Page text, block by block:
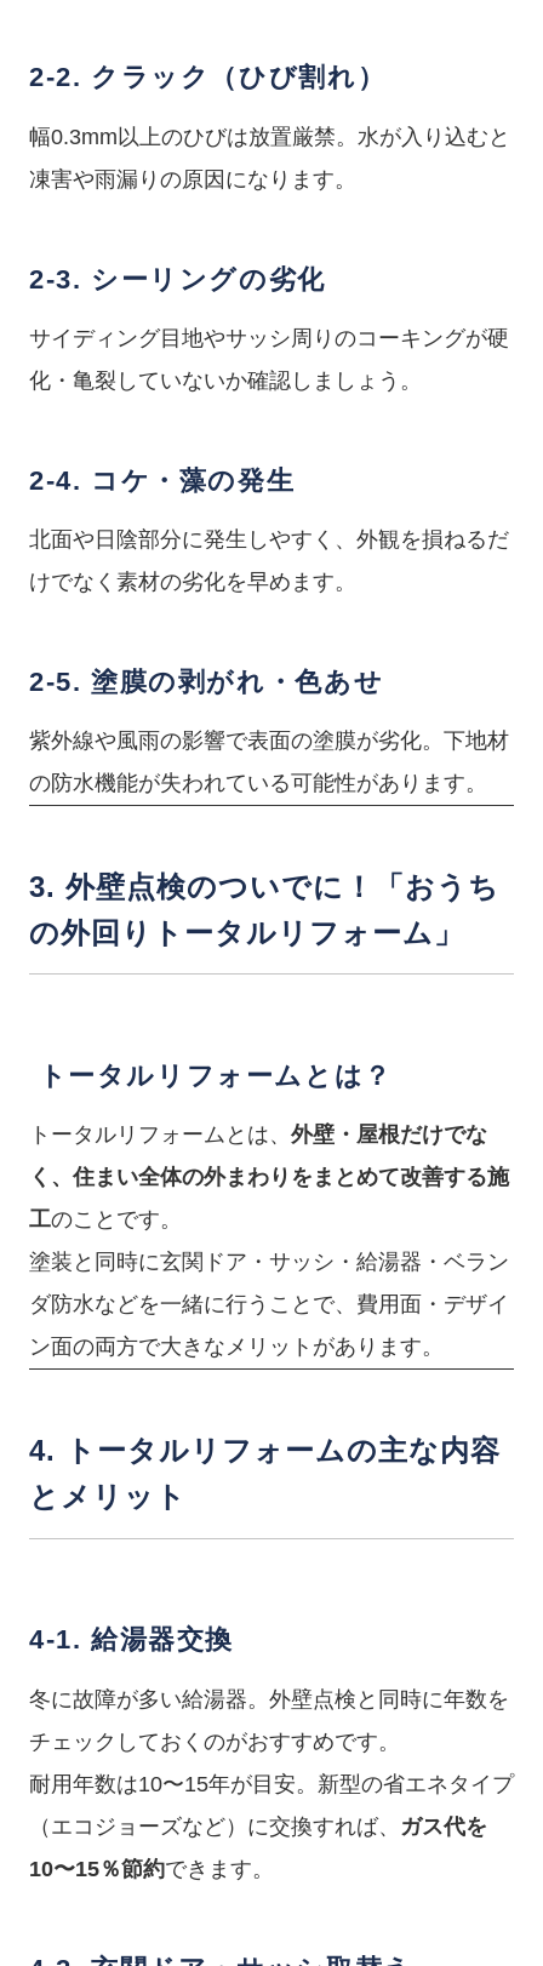
2-2. クラック（ひび割れ）
幅0.3mm以上のひびは放置厳禁。水が入り込むと
凍害や雨漏りの原因になります。
2-3. シーリングの劣化
サイディング目地やサッシ周りのコーキングが硬
化・亀裂していないか確認しましょう。
2-4. コケ・藻の発生
北面や日陰部分に発生しやすく、外観を損ねるだ
けでなく素材の劣化を早めます。
2-5. 塗膜の剥がれ・色あせ
紫外線や風雨の影響で表面の塗膜が劣化。下地材
の防水機能が失われている可能性があります。
3. 外壁点検のついでに！「おうち
の外回りトータルリフォーム」
トータルリフォームとは？
トータルリフォームとは、 外壁・屋根だけでな
く、住まい全体の外まわりをまとめて改善する施
工のことです。
塗装と同時に玄関ドア・サッシ・給湯器・ベラン
ダ防水などを一緒に行うことで、費用面・デザイ
ン面の両方で大きなメリットがあります。
4. トータルリフォームの主な内容
とメリット
4-1. 給湯器交換
冬に故障が多い給湯器。外壁点検と同時に年数を
チェックしておくのがおすすめです。
耐用年数は10〜15年が目安。新型の省エネタイプ
（エコジョーズなど）に交換すれば、
ガス代を
10〜15％節約できます。